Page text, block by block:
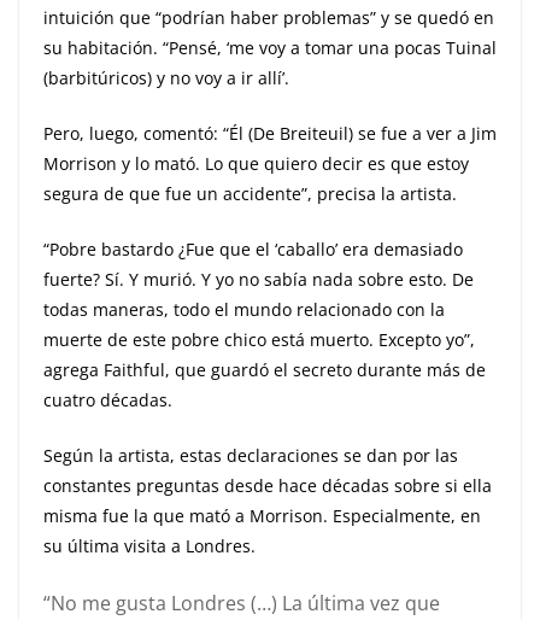
intuición que “podrían haber problemas” y se quedó en
su habitación. “Pensé, ‘me voy a tomar una pocas Tuinal
(barbitúricos) y no voy a ir allí’.
Pero, luego, comentó: “Él (De Breiteuil) se fue a ver a Jim
Morrison y lo mató. Lo que quiero decir es que estoy
segura de que fue un accidente”, precisa la artista.
“Pobre bastardo ¿Fue que el ‘caballo’ era demasiado
fuerte? Sí. Y murió. Y yo no sabía nada sobre esto. De
todas maneras, todo el mundo relacionado con la
muerte de este pobre chico está muerto. Excepto yo”,
agrega Faithful, que guardó el secreto durante más de
cuatro décadas.
Según la artista, estas declaraciones se dan por las
constantes preguntas desde hace décadas sobre si ella
misma fue la que mató a Morrison. Especialmente, en
su última visita a Londres.
“No me gusta Londres (…) La última vez que